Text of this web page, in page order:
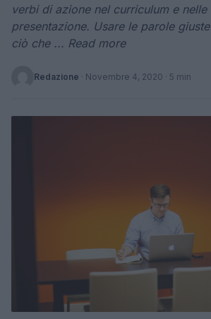
verbi di azione nel curriculum e nelle
presentazione. Usare le parole
ciò che ... Read more
Redazione · Novembre 4, 2020 · 5 min